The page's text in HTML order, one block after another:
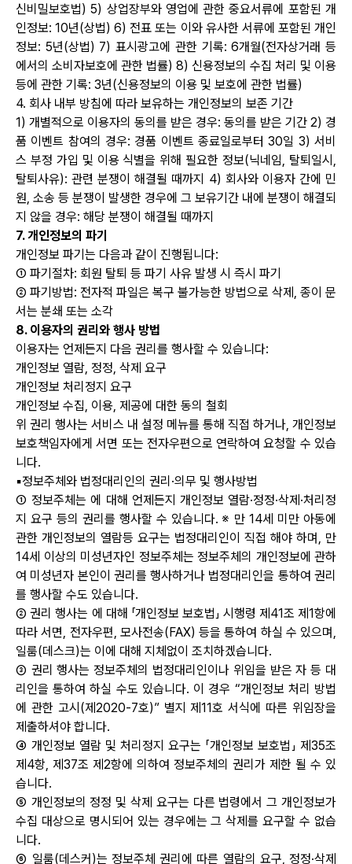
신비밀보호법) 5) 상업장부와 영업에 관한 중요서류에 포함된 개
인정보: 10년(상법) 6) 전표 또는 이와 유사한 서류에 포함된 개인
정보: 5년(상법) 7) 표시광고에 관한 기록: 6개월(전자상거래 등
에서의 소비자보호에 관한 법률) 8) 신용정보의 수집 처리 및 이용
등에 관한 기록: 3년(신용정보의 이용 및 보호에 관한 법률)
4. 회사 내부 방침에 따라 보유하는 개인정보의 보존 기간
1) 개별적으로 이용자의 동의를 받은 경우: 동의를 받은 기간 2) 경
품 이벤트 참여의 경우: 경품 이벤트 종료일로부터 30일 3) 서비
스 부정 가입 및 이용 식별을 위해 필요한 정보(닉네임, 탈퇴일시,
탈퇴사유): 관련 분쟁이 해결될 때까지 4) 회사와 이용자 간에 민
원, 소송 등 분쟁이 발생한 경우에 그 보유기간 내에 분쟁이 해결되
지 않을 경우: 해당 분쟁이 해결될 때까지
7. 개인정보의 파기
개인정보 파기는 다음과 같이 진행됩니다:
① 파기절차: 회원 탈퇴 등 파기 사유 발생 시 즉시 파기
② 파기방법: 전자적 파일은 복구 불가능한 방법으로 삭제, 종이 문
서는 분쇄 또는 소각
8. 이용자의 권리와 행사 방법
이용자는 언제든지 다음 권리를 행사할 수 있습니다:
개인정보 열람, 정정, 삭제 요구
개인정보 처리정지 요구
개인정보 수집, 이용, 제공에 대한 동의 철회
위 권리 행사는 서비스 내 설정 메뉴를 통해 직접 하거나, 개인정보
보호책임자에게 서면 또는 전자우편으로 연락하여 요청할 수 있습
니다.
▪정보주체와 법정대리인의 권리·의무 및 행사방법
① 정보주체는 에 대해 언제든지 개인정보 열람·정정·삭제·처리정
지 요구 등의 권리를 행사할 수 있습니다. ※ 만 14세 미만 아동에
관한 개인정보의 열람등 요구는 법정대리인이 직접 해야 하며, 만
14세 이상의 미성년자인 정보주체는 정보주체의 개인정보에 관하
여 미성년자 본인이 권리를 행사하거나 법정대리인을 통하여 권리
를 행사할 수도 있습니다.
② 권리 행사는 에 대해 「개인정보 보호법」 시행령 제41조 제1항에
따라 서면, 전자우편, 모사전송(FAX) 등을 통하여 하실 수 있으며,
일룸(데스크)는 이에 대해 지체없이 조치하겠습니다.
③ 권리 행사는 정보주체의 법정대리인이나 위임을 받은 자 등 대
리인을 통하여 하실 수도 있습니다. 이 경우 “개인정보 처리 방법
에 관한 고시(제2020-7호)” 별지 제11호 서식에 따른 위임장을
제출하셔야 합니다.
④ 개인정보 열람 및 처리정지 요구는 「개인정보 보호법」 제35조
제4항, 제37조 제2항에 의하여 정보주체의 권리가 제한 될 수 있
습니다.
⑤ 개인정보의 정정 및 삭제 요구는 다른 법령에서 그 개인정보가
수집 대상으로 명시되어 있는 경우에는 그 삭제를 요구할 수 없습
니다.
⑥ 일룸(데스커)는 정보주체 권리에 따른 열람의 요구, 정정·삭제
로그인
카카오로 시작하기
로그인 상태 유지